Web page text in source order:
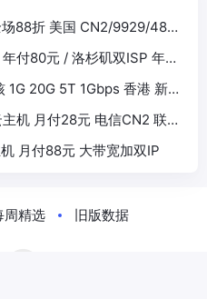
88折 美国 CN2/9929/4837
付80元 / 洛杉矶双ISP 年付
20G 5T 1Gbps 香港 新加
机 月付28元 电信CN2 联通
月付88元 大带宽加双IP
周精选 旧版数据